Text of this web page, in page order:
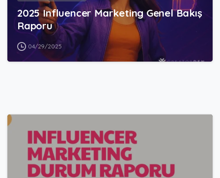
2025 Influencer Marketing Genel Bakış
Raporu
04/29/2025